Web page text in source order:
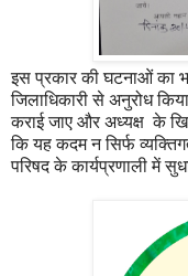
इस प्रकार की घटनाओं का
जिलाधिकारी से अनुरोध
कराई जाए और अध्यक्ष के
कि यह कदम न सिर्फ
परिषद के कार्यप्रणाली में